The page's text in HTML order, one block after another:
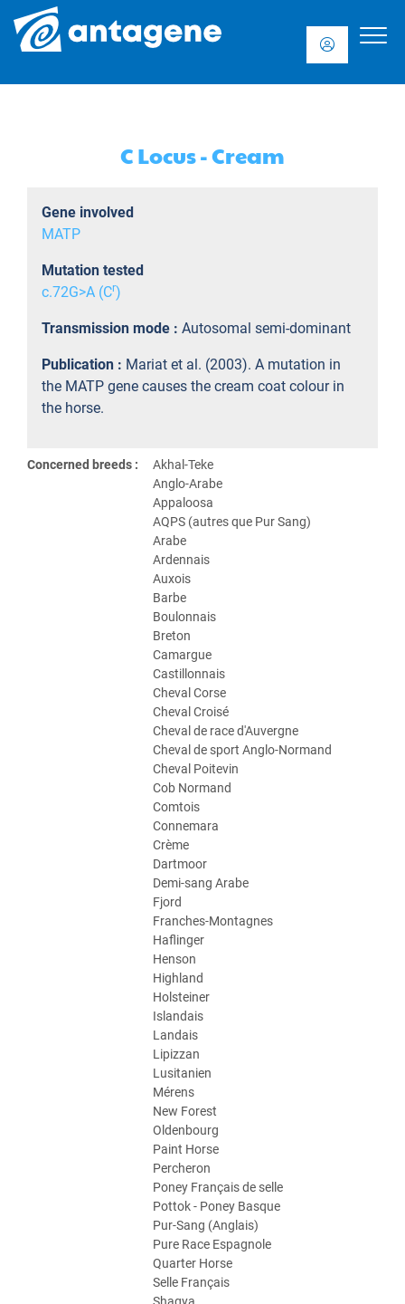
C Locus - Cream
Gene involved
MATP
Mutation tested
c.72G>A (Cr)
Transmission mode : Autosomal semi-dominant
Publication : Mariat et al. (2003). A mutation in
the MATP gene causes the cream coat colour in
the horse.
Concerned breeds :
Akhal-Teke
Anglo-Arabe
Appaloosa
AQPS (autres que Pur Sang)
Arabe
Ardennais
Auxois
Barbe
Boulonnais
Breton
Camargue
Castillonnais
Cheval Corse
Cheval Croisé
Cheval de race d'Auvergne
Cheval de sport Anglo-Normand
Cheval Poitevin
Cob Normand
Comtois
Connemara
Crème
Dartmoor
Demi-sang Arabe
Fjord
Franches-Montagnes
Haflinger
Henson
Highland
Holsteiner
Islandais
Landais
Lipizzan
Lusitanien
Mérens
New Forest
Oldenbourg
Paint Horse
Percheron
Poney Français de selle
Pottok - Poney Basque
Pur-Sang (Anglais)
Pure Race Espagnole
Quarter Horse
Selle Français